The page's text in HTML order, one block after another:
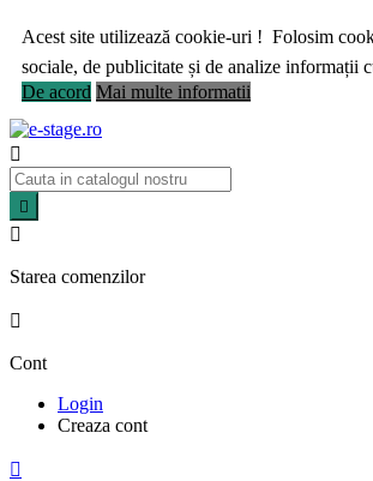
Acest site utilizează cookie-uri ! Folosim
sociale, de publicitate și de analize informații
De acord Mai multe informatii



Starea comenzilor

Cont
Login
Creaza cont
